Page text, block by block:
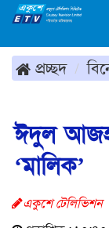
প্রচ্ছদ
ঈদুল
‘মালিক’
একুশে টেলিভিশন